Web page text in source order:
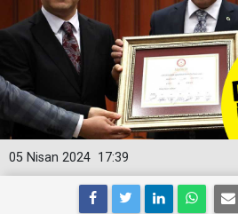
17:39
05 Nisan 2024